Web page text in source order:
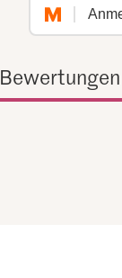
Bewertungen